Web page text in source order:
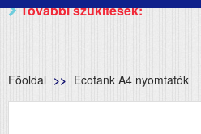
További szűkítések:
Főoldal Ecotank A4 nyomtatók